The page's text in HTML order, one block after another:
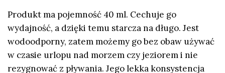
Produkt ma pojemność 40 ml. Cechuje go
wydajność, a dzięki temu starcza na długo. Jest
wodoodporny, zatem możemy go bez obaw używać
w czasie urlopu nad morzem czy jeziorem i nie
rezygnować z pływania. Jego lekka konsystencja